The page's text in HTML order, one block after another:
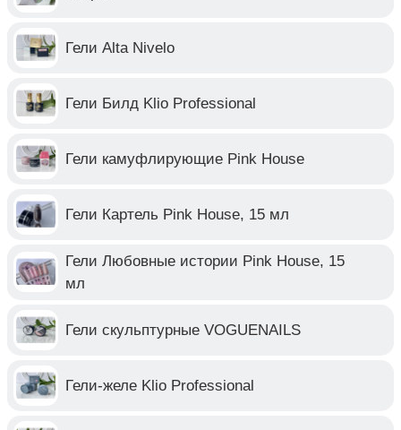
Гели Alta Nivelo
Гели Билд Klio Professional
Гели камуфлирующие Pink House
Гели Картель Pink House, 15 мл
Гели Любовные истории Pink House, 15
мл
Гели скульптурные VOGUENAILS
Гели-желе Klio Professional